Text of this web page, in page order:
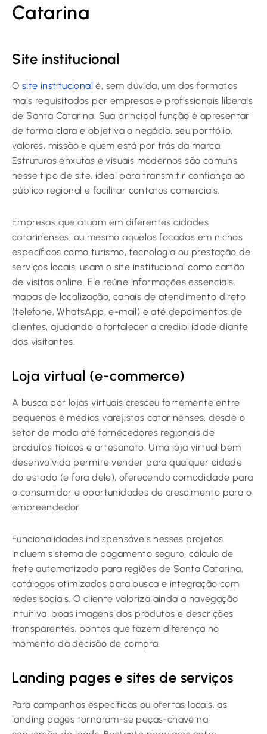
Catarina
Site institucional
O site institucional é, sem dúvida, um dos formatos
mais requisitados por empresas e profissionais liberais
de Santa Catarina. Sua principal função é apresentar
de forma clara e objetiva o negócio, seu portfólio,
valores, missão e quem está por trás da marca.
Estruturas enxutas e visuais modernos são comuns
nesse tipo de site, ideal para transmitir confiança ao
público regional e facilitar contatos comerciais.
Empresas que atuam em diferentes cidades
catarinenses, ou mesmo aquelas focadas em nichos
específicos como turismo, tecnologia ou prestação de
serviços locais, usam o site institucional como cartão
de visitas online. Ele reúne informações essenciais,
mapas de localização, canais de atendimento direto
(telefone, WhatsApp, e-mail) e até depoimentos de
clientes, ajudando a fortalecer a credibilidade diante
dos visitantes.
Loja virtual (e-commerce)
A busca por lojas virtuais cresceu fortemente entre
pequenos e médios varejistas catarinenses, desde o
setor de moda até fornecedores regionais de
produtos típicos e artesanato. Uma loja virtual bem
desenvolvida permite vender para qualquer cidade
do estado (e fora dele), oferecendo comodidade para
o consumidor e oportunidades de crescimento para o
empreendedor.
Funcionalidades indispensáveis nesses projetos
incluem sistema de pagamento seguro, cálculo de
frete automatizado para regiões de Santa Catarina,
catálogos otimizados para busca e integração com
redes sociais. O cliente valoriza ainda a navegação
intuitiva, boas imagens dos produtos e descrições
transparentes, pontos que fazem diferença no
momento da decisão de compra.
Landing pages e sites de serviços
Para campanhas específicas ou ofertas locais, as
landing pages tornaram-se peças-chave na